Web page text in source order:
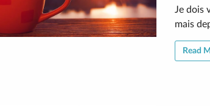
Je dois
mais
Read